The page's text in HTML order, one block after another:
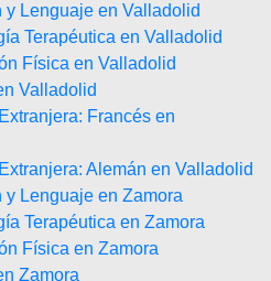
y Lenguaje en Valladolid
Terapéutica en Valladolid
Física en Valladolid
Valladolid
Francés en
Alemán en Valladolid
y Lenguaje en Zamora
Terapéutica en Zamora
Física en Zamora
Zamora